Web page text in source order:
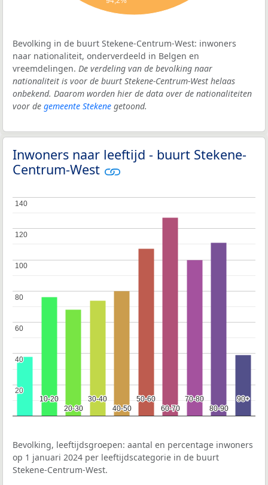
Bevolking in de buurt Stekene-Centrum-West: inwoners
naar nationaliteit, onderverdeeld in Belgen en
vreemdelingen. De verdeling van de bevolking naar
nationaliteit is voor de buurt Stekene-Centrum-West helaas
onbekend. Daarom worden hier de data over de nationaliteiten
voor de gemeente Stekene getoond.
Inwoners naar leeftijd - buurt Stekene-
Centrum-West
10-20
10-20
20-30
20-30
30-40
30-40
40-50
40-50
50-60
50-60
60-70
60-70
70-80
70-80
80-90
80-90
90+
90+
20
20
40
40
60
60
80
80
100
100
120
120
140
140
Bevolking, leeftijdsgroepen: aantal en percentage inwoners
op 1 januari 2024 per leeftijdscategorie in de buurt
Stekene-Centrum-West.